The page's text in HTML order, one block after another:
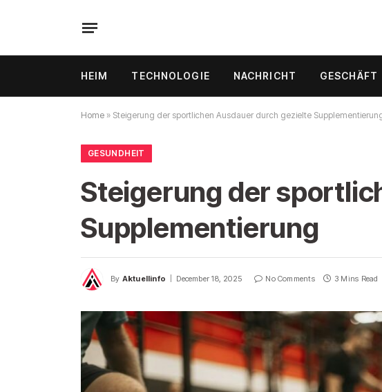
HEIM TECHNOLOGIE NACHRICHT GESCHÄFT
Home » Steigerung der sportlichen Ausdauer durch gezielte
GESUNDHEIT
Steigerung der
Supplementierung
By Aktuellinfo December 18, 2025 No Comments 3 Mins Read